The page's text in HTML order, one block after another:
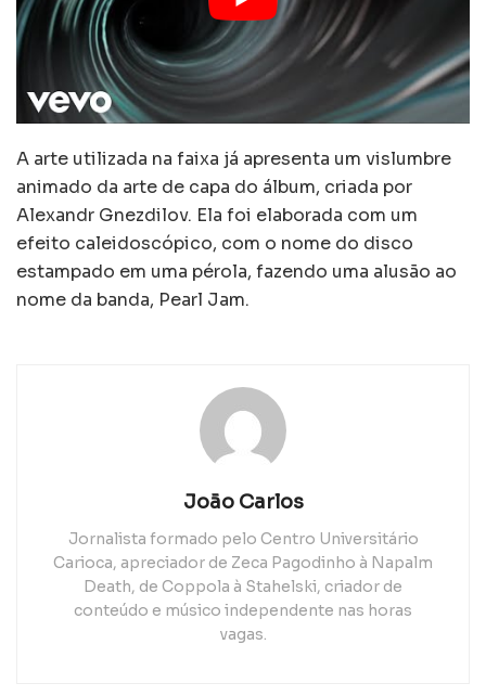
A arte utilizada na faixa já apresenta um vislumbre
animado da arte de capa do álbum, criada por
Alexandr Gnezdilov. Ela foi elaborada com um
efeito caleidoscópico, com o nome do disco
estampado em uma pérola, fazendo uma alusão ao
nome da banda, Pearl Jam.
João Carlos
Jornalista formado pelo Centro Universitário
Carioca, apreciador de Zeca Pagodinho à Napalm
Death, de Coppola à Stahelski, criador de
conteúdo e músico independente nas horas
vagas.